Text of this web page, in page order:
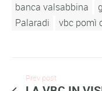
banca valsabbina
Palaradi
vbc pomì
Prev post